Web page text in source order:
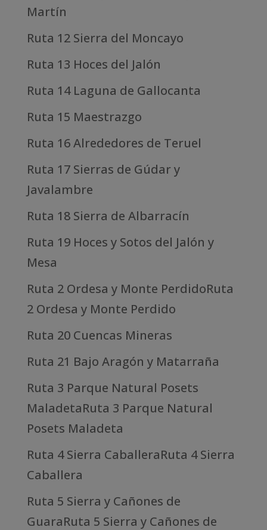
Martín
Ruta 12 Sierra del Moncayo
Ruta 13 Hoces del Jalón
Ruta 14 Laguna de Gallocanta
Ruta 15 Maestrazgo
Ruta 16 Alrededores de Teruel
Ruta 17 Sierras de Gúdar y
Javalambre
Ruta 18 Sierra de Albarracín
Ruta 19 Hoces y Sotos del Jalón y
Mesa
Ruta 2 Ordesa y Monte PerdidoRuta
2 Ordesa y Monte Perdido
Ruta 20 Cuencas Mineras
Ruta 21 Bajo Aragón y Matarraña
Ruta 3 Parque Natural Posets
MaladetaRuta 3 Parque Natural
Posets Maladeta
Ruta 4 Sierra CaballeraRuta 4 Sierra
Caballera
Ruta 5 Sierra y Cañones de
GuaraRuta 5 Sierra y Cañones de